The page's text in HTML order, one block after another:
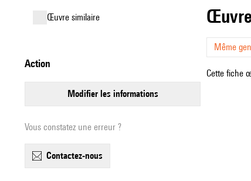
œuvre similaire
action
modifier les informations
Vous constatez une erreur ?
contactez-nous
Même
Cette fiche